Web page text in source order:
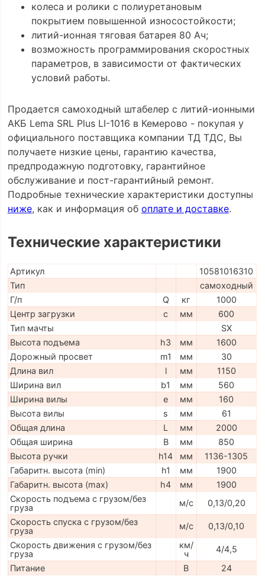
колеса и ролики с полиуретановым
покрытием повышенной износостойкости;
литий-ионная тяговая батарея 80 Ач;
возможность программирования скоростных
параметров, в зависимости от фактических
условий работы.
Продается самоходный штабелер с литий-ионными
АКБ Lema SRL Plus LI-1016 в Кемерово - покупая у
официального поставщика компании ТД ТДС, Вы
получаете низкие цены, гарантию качества,
предпродажную подготовку, гарантийное
обслуживание и пост-гарантийный ремонт.
Подробные технические характеристики доступны
ниже, как и информация об оплате и доставке.
Технические характеристики
Артикул
10581016310
Тип
самоходный
Г/п
Q кг
1000
Центр загрузки
c мм
600
Тип мачты
SX
Высота подъема
h3 мм
1600
Дорожный просвет
m1 мм
30
Длина вил
l мм
1150
Ширина вил
b1 мм
560
Ширина вилы
e мм
160
Высота вилы
s мм
61
Общая длина
L мм
2000
Общая ширина
B мм
850
Высота ручки
h14 мм
1136-1305
Габаритн. высота (min)
h1 мм
1900
Габаритн. высота (max)
h4 мм
1900
Скорость подъема с грузом/без
груза
м/с
0,13/0,20
Скорость спуска с грузом/без
груза
м/с
0,13/0,10
Скорость движения с грузом/без
груза
км/
ч
4/4,5
Питание
В
24